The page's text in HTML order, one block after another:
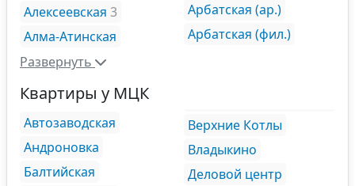
Алексеевская 3
Алма-Атинская
Арбатская (ар.)
Арбатская (фил.)
Развернуть
Квартиры у МЦК
Автозаводская
Андроновка
Балтийская
Верхние Котлы
Владыкино
Деловой центр